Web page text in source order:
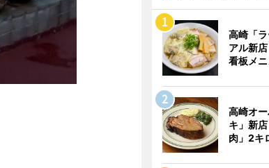
高崎「
アル新
看板メ
高崎オ
キ」新
肉」2キ